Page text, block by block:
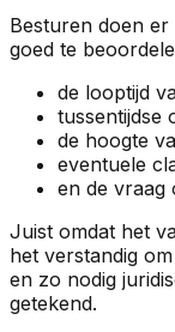
Besturen doen
goed te
de looptijd
tussentijdse
de hoogte
eventuele
en de vraag
Juist omdat het
het verstandig
en zo nodig
getekend.